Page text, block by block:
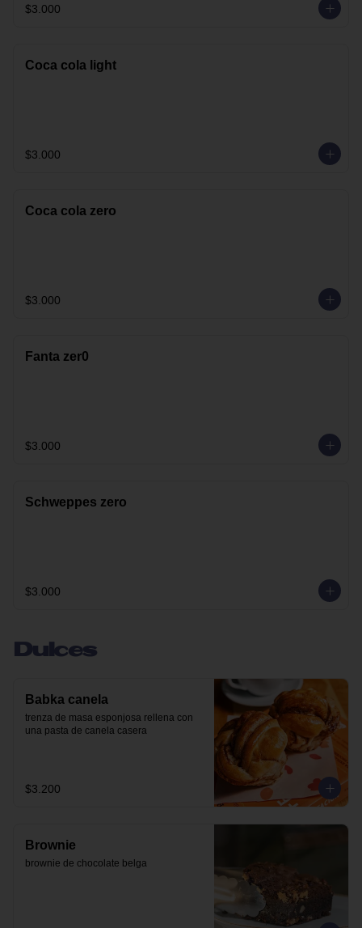
$3.000
Coca cola light
$3.000
Coca cola zero
$3.000
Fanta zer0
$3.000
Schweppes zero
$3.000
Dulces
Babka canela
trenza de masa esponjosa rellena con
una pasta de canela casera
$3.200
Brownie
brownie de chocolate belga